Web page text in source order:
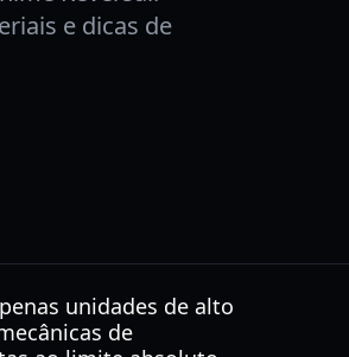
e dicas de
unidades de alto
de